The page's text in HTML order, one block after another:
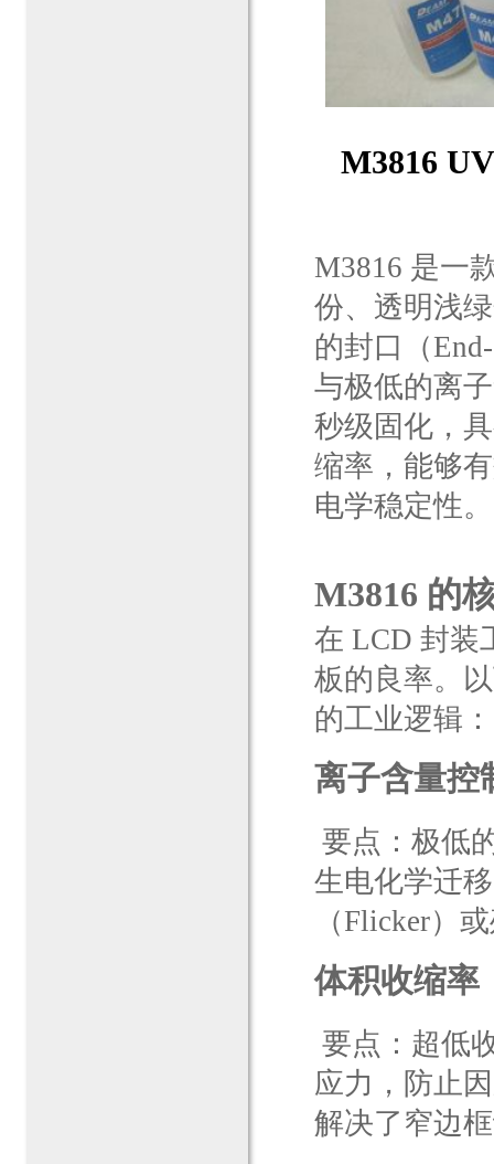
M3816 UV
M3816 是一
份、透明浅
的封口（
与极低的离
秒级固化，
缩率，能够
电学稳定性。
M3816 的
在 LCD 封装
板的良率。
的工业逻辑：
离子含量控
要点：极低
生电化学迁
（Flicker）
体积收缩率
要点：超低
应力，防止
解决了窄边